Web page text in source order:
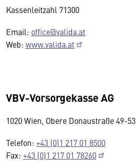
Kassenleitzahl 71300
Email: office@valida.at
Web: www.valida.at
VBV-Vorsorgekasse AG
1020 Wien, Obere Donaustraße 49-53
Telefon: +43 (0)1 217 01 8500
Fax: +43 (0)1 217 01 78260